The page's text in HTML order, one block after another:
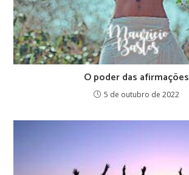
O poder das afirmações
5 de outubro de 2022